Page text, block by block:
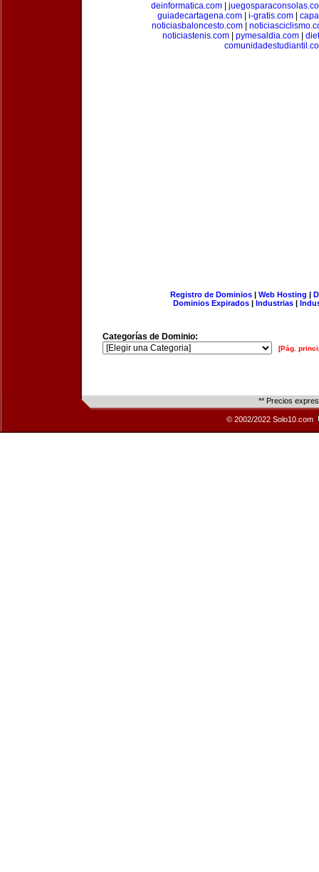
deinformatica.com
guiadecartagena.com| i-gratis.com|
noticiasbaloncesto.com
noticiastenis.com
pymesaldia.com
Registro de Dominios| Web Hosting |
Dominios Expirados | Industrias |
Categorías de Dominio:
[Pág.
** Precios
© 2002/2022 Solo10.com